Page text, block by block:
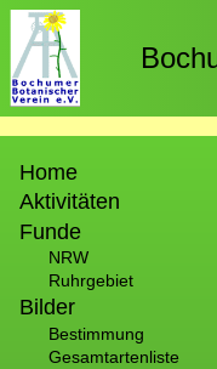
Direkt
zum
Inhalt
Home
Aktivitäten
Funde
NRW
Ruhrgebiet
Bilder
Bestimmung
Gesamtartenliste